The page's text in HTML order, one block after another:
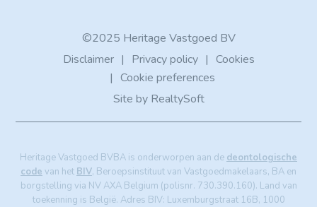
©2025 Heritage Vastgoed BV
Disclaimer
Privacy policy
Cookies
Cookie preferences
Site by RealtySoft
Heritage Vastgoed BVBA is onderworpen aan de deontologische
code van het BIV, Beroepsinstituut van Vastgoedmakelaars, BA en
borgstelling via NV AXA Belgium (polisnr. 730.390.160). Land van
toekenning is België. Adres BIV: Luxemburgstraat 16B, 1000